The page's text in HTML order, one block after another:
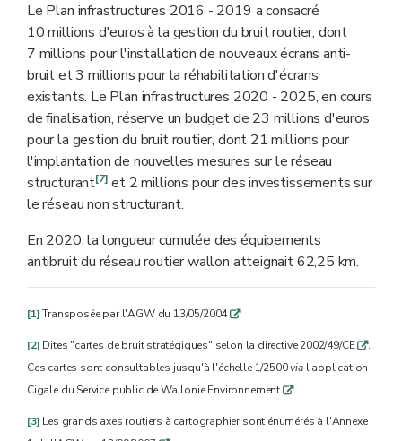
Le Plan infrastructures 2016 - 2019 a consacré
10 millions d'euros à la gestion du bruit routier, dont
7 millions pour l'installation de nouveaux écrans anti-
bruit et 3 millions pour la réhabilitation d'écrans
existants. Le Plan infrastructures 2020 - 2025, en cours
de finalisation, réserve un budget de 23 millions d'euros
pour la gestion du bruit routier, dont 21 millions pour
l'implantation de nouvelles mesures sur le réseau
structurant[7] et 2 millions pour des investissements sur
le réseau non structurant.
En 2020, la longueur cumulée des équipements
antibruit du réseau routier wallon atteignait 62,25 km.
[1]Transposée par l'AGW du 13/05/2004q
[2] Dites "cartes de bruit stratégiques" selon la directive 2002/49/CEq.
Ces cartes sont consultables jusqu'à l'échelle 1/2500vial'application
Cigale du Service public de Wallonie Environnement q.
[3] Les grands axes routiers à cartographier sont énumérés à l'Annexe